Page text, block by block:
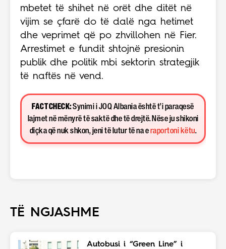
mbetet të shihet në orët dhe ditët në
vijim se çfarë do të dalë nga hetimet
dhe veprimet që po zhvillohen në Fier.
Arrestimet e fundit shtojnë presionin
publik dhe politik mbi sektorin strategjik
të naftës në vend.
FACT CHECK:Synimi i JOQ Albania është t’i paraqesë
lajmet në mënyrë të saktë dhe të drejtë. Nëse ju shikoni
diçka që nuk shkon, jeni të lutur të na e raportoni këtu.
TË NGJASHME
Autobusi i “Green Line” i